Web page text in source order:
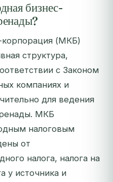
бизнес-
(МКБ)
структура,
с Законом
компаниях и
для ведения
МКБ
налоговым
от
налога, налога на
у источника и